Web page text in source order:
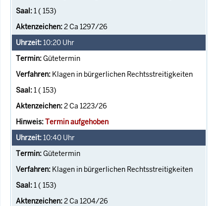
1 ( 153)
2 Ca 1297/26
10:20 Uhr
Gütetermin
Klagen in bürgerlichen Rechtsstreitigkeiten
1 ( 153)
2 Ca 1223/26
Termin aufgehoben
10:40 Uhr
Gütetermin
Klagen in bürgerlichen Rechtsstreitigkeiten
1 ( 153)
2 Ca 1204/26